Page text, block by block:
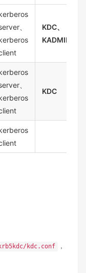
、
KDC、
KADMIN
、
KDC
kdc.conf ，